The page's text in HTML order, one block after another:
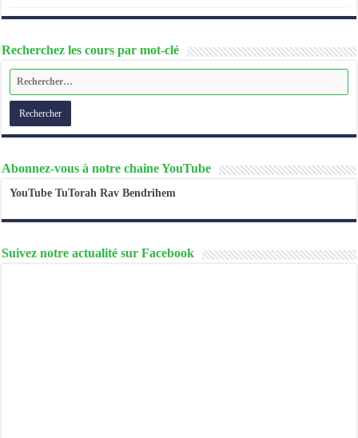
Recherchez les cours par mot-clé
Abonnez-vous à notre chaine YouTube
YouTube TuTorah Rav Bendrihem
Suivez notre actualité sur Facebook